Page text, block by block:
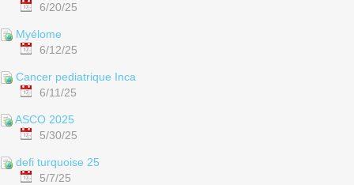
6/20/25
Myélome
6/12/25
Cancer pediatrique Inca
6/11/25
ASCO 2025
5/30/25
defi turquoise 25
5/7/25